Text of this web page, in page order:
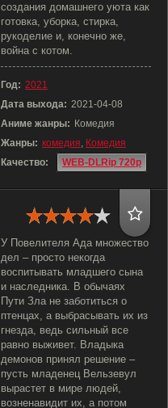
создания домашнего уюта как
готовка, уборка, стирка,
рукоделие и, конечно же,
война с котом.
Год: 2021
Дата выхода: 2021-04-08
Аниме жанры: Комедия
Жанры: комедия, Комедия
Качество:
WEB-DLRip 720p
У Повелителя Ада множество
дел – просто некогда
воспитывать младшего сына
и наследника. В обычаях
Пути Зла не заботиться о
птенцах, а выбрасывать их из
гнезда, ведь сильный все
равно выживет. Владыка
демонов принял решение –
пусть младенец Вельзевул
вырастет в мире людей,
возненавидит их, а потом